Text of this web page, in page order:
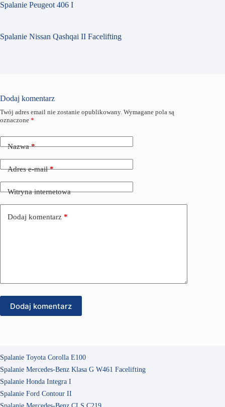
Spalanie Peugeot 406 I
Spalanie Nissan Qashqai II Facelifting
Dodaj komentarz
Twój adres email nie zostanie opublikowany. Wymagane pola są
oznaczone *
Nazwa*
Adres e-mail*
Witryna internetowa
Dodaj komentarz *
Dodaj komentarz
Spalanie Toyota Corolla E100
Spalanie Mercedes-Benz Klasa G W461 Facelifting
Spalanie Honda Integra I
Spalanie Ford Contour II